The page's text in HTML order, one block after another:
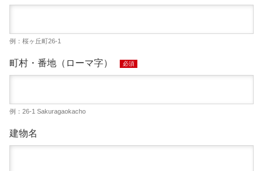
例：桜ヶ丘町26-1
町村・番地（ローマ字） 必須
例：26-1 Sakuragaokacho
建物名